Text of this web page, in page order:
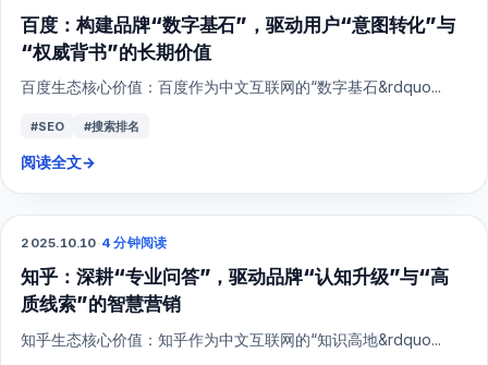
百度：构建品牌“数字基石”，驱动用户“意图转化”与
“权威背书”的长期价值
百度生态核心价值：百度作为中文互联网的“数字基石&rdquo...
#SEO #搜索排名
阅读全文→
SEO
2025.10.10·4 分钟阅读
知乎：深耕“专业问答”，驱动品牌“认知升级”与“高
质线索”的智慧营销
知乎生态核心价值：知乎作为中文互联网的“知识高地&rdquo...